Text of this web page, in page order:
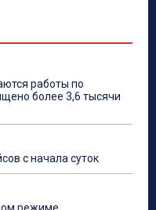
работы по
более 3,6 тысячи
с начала суток